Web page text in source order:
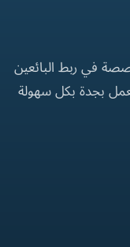
في ربط البائعين
بجدة بكل سهولة